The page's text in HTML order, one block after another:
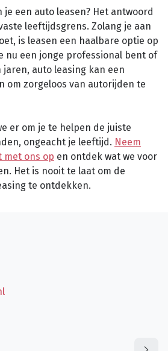
een auto leasen? Het antwoord
leeftijdsgrens. Zolang je aan
is leasen een haalbare optie op
nu een jonge professional bent of
auto leasing kan een
om zorgeloos van autorijden te
er om je te helpen de juiste
ongeacht je leeftijd. Neem
met ons op en ontdek wat we voor
Het is nooit te laat om de
te ontdekken.